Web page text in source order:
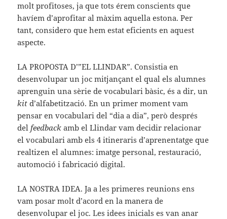
molt profitoses, ja que tots érem conscients que
havíem d’aprofitar al màxim aquella estona. Per
tant, considero que hem estat eficients en aquest
aspecte.
LA PROPOSTA D’”EL LLINDAR”. Consistia en
desenvolupar un joc mitjançant el qual els alumnes
aprenguin una sèrie de vocabulari bàsic, és a dir, un
kitd’alfabetització. En un primer moment vam
pensar en vocabulari del “dia a dia”, però després
del feedback amb el Llindar vam decidir relacionar
el vocabulari amb els 4 itineraris d’aprenentatge que
realtizen el alumnes: imatge personal, restauració,
automoció i fabricació digital.
LA NOSTRA IDEA. Ja a les primeres reunions ens
vam posar molt d’acord en la manera de
desenvolupar el joc. Les idees inicials es van anar